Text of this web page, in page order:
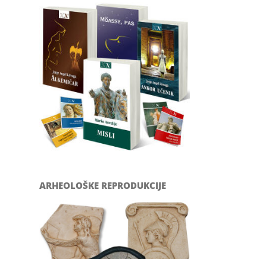
ARHEOLOŠKE REPRODUKCIJE